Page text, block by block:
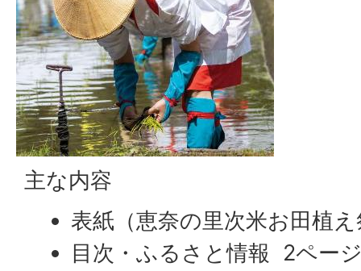
主な内容
表紙（恵奈の里次米お田植
目次・ふるさと情報 2ペー